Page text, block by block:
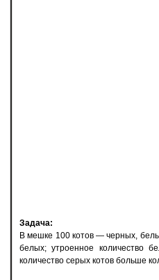
Задача:
В мешке 100 котов — черных,
белых; утроенное количество
количество серых котов больше